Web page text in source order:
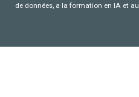
de données, a la formation en IA et